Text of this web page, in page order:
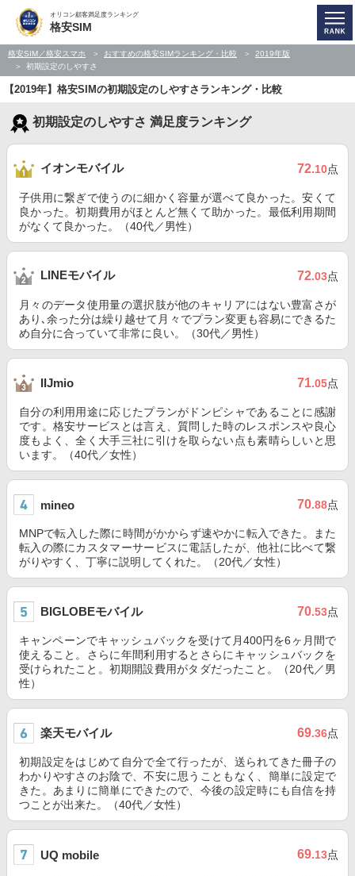
オリコン顧客満足度ランキング
格安SIM
格安SIM／格安スマホ おすすめの格安SIMランキング・比較
2019年版
初期設定のしやすさ
【2019年】格安SIMの初期設定のしやすさランキング・比較
初期設定のしやすさ 満足度ランキング
イオンモバイル 72.10点
子供用に繋ぎで使うのに細かく容量が選べて良かった。安くて
良かった。初期費用がほとんど無くて助かった。最低利用期間
がなくて良かった。（40代／男性）
LINEモバイル 72.03点
月々のデータ使用量の選択肢が他のキャリアにはない豊富さが
あり､余った分は繰り越せて月々でプラン変更も容易にできるた
め自分に合っていて非常に良い。（30代／男性）
IIJmio 71.05点
自分の利用用途に応じたプランがドンピシャであることに感謝
です。格安サービスとは言え、質問した時のレスポンスや良心
度もよく、全く大手三社に引けを取らない点も素晴らしいと思
います。（40代／女性）
mineo 70.88点
MNPで転入した際に時間がかからず速やかに転入できた。また
転入の際にカスタマーサービスに電話したが、他社に比べて繋
がりやすく、丁寧に説明してくれた。（20代／女性）
BIGLOBEモバイル 70.53点
キャンペーンでキャッシュバックを受けて月400円を6ヶ月間で
使えること。さらに年間利用するとさらにキャッシュバックを
受けられたこと。初期開設費用がタダだったこと。（20代／男
性）
楽天モバイル 69.36点
初期設定をはじめて自分で全て行ったが、送られてきた冊子の
わかりやすさのお陰で、不安に思うこともなく、簡単に設定で
きた。あまりに簡単にできたので、今後の設定時にも自信を持
つことが出来た。（40代／女性）
UQ mobile 69.13点